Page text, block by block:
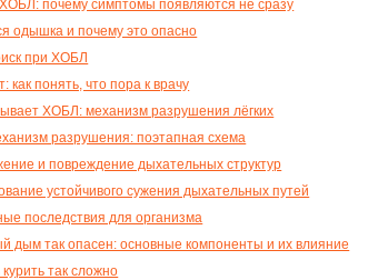
почему симптомы появляются не сразу
одышка и почему это опасно
при ХОБЛ
как понять, что пора к врачу
ХОБЛ: механизм разрушения лёгких
разрушения: поэтапная схема
и повреждение дыхательных структур
устойчивого сужения дыхательных путей
последствия для организма
дым так опасен: основные компоненты и их влияние
так сложно